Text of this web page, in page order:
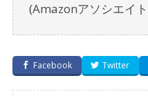
(Amazonアソシエイ
Facebook Twitter